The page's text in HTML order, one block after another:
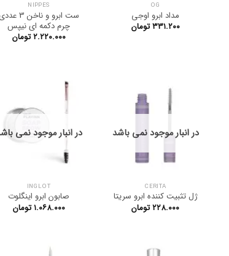
OG
مداد ابرو اوجی
۳۳۱.۲۰۰ تومان
NIPPES
ست ابرو و ناخن 3
چرم دکمه ای نیپس
۲.۲۲۰.۰۰۰ تومان
در انبار موجود نمی باشد
CERITA
ژل تثبیت کننده ابرو سریتا
۲۲۸.۰۰۰تومان
در انبار موجود نمی
INGLOT
صابون ابرو اینگلوت
۱.۰۶۸.۰۰۰ تومان